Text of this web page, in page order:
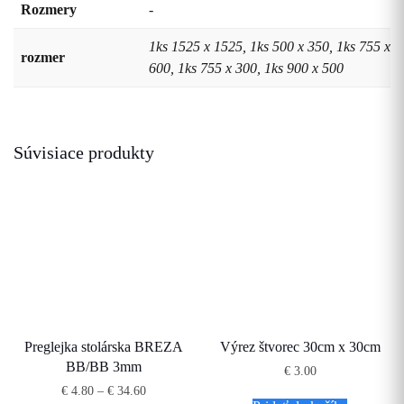
Rozmery -
rozmer
1ks 1525 x 1525, 1ks 500 x 350, 1ks 755 x
600, 1ks 755 x 300, 1ks 900 x 500
Súvisiace produkty
Preglejka stolárska BREZA
BB/BB 3mm
€ 4.80 – € 34.60Price
Výrez štvorec 30cm x 30cm
€3.00